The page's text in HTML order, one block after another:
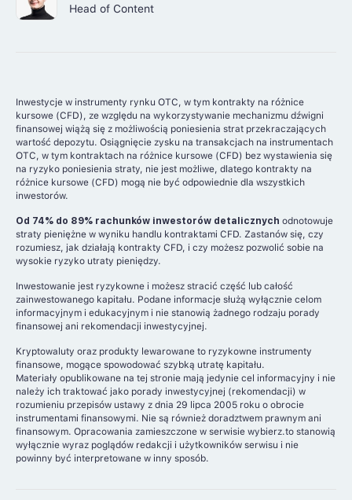
Head of Content
Inwestycje w instrumenty rynku OTC, w tym kontrakty na różnice
kursowe (CFD), ze względu na wykorzystywanie mechanizmu dźwigni
finansowej wiążą się z możliwością poniesienia strat przekraczających
wartość depozytu. Osiągnięcie zysku na transakcjach na instrumentach
OTC, w tym kontraktach na różnice kursowe (CFD) bez wystawienia się
na ryzyko poniesienia straty, nie jest możliwe, dlatego kontrakty na
różnice kursowe (CFD) mogą nie być odpowiednie dla wszystkich
inwestorów.
Od 74% do 89% rachunków inwestorów detalicznych odnotowuje
straty pieniężne w wyniku handlu kontraktami CFD. Zastanów się, czy
rozumiesz, jak działają kontrakty CFD, i czy możesz pozwolić sobie na
wysokie ryzyko utraty pieniędzy.
Inwestowanie jest ryzykowne i możesz stracić część lub całość
zainwestowanego kapitału. Podane informacje służą wyłącznie celom
informacyjnym i edukacyjnym i nie stanowią żadnego rodzaju porady
finansowej ani rekomendacji inwestycyjnej.
Kryptowaluty oraz produkty lewarowane to ryzykowne instrumenty
finansowe, mogące spowodować szybką utratę kapitału.
Materiały opublikowane na tej stronie mają jedynie cel informacyjny i nie
należy ich traktować jako porady inwestycyjnej (rekomendacji) w
rozumieniu przepisów ustawy z dnia 29 lipca 2005 roku o obrocie
instrumentami finansowymi. Nie są również doradztwem prawnym ani
finansowym. Opracowania zamieszczone w serwisie wybierz.to stanowią
wyłącznie wyraz poglądów redakcji i użytkowników serwisu i nie
powinny być interpretowane w inny sposób.